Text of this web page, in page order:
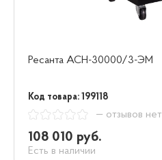
Ресанта АСН-30000/3-ЭМ
Код товара: 199118
— отзывов нет
108 010 руб.
Есть в наличии